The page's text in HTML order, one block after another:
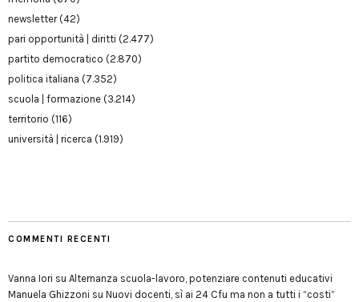
newsletter(42)
pari opportunità | diritti (2.477)
partito democratico (2.870)
politica italiana (7.352)
scuola | formazione (3.214)
territorio (116)
università | ricerca (1.919)
COMMENTI RECENTI
Vanna Iori su Alternanza scuola-lavoro, potenziare contenuti educativi
Manuela Ghizzoni su Nuovi docenti, sì ai 24 Cfu ma non a tutti i “costi”